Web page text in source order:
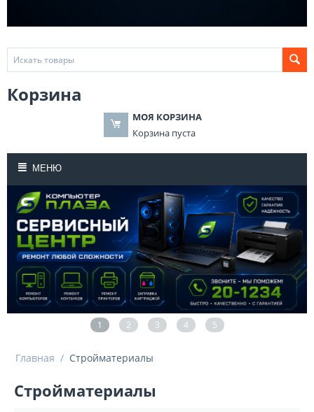
Корзина
МОЯ КОРЗИНА
Корзина пуста
МЕНЮ
1 2 3 4 5
Главная / Стройматериалы
Стройматериалы